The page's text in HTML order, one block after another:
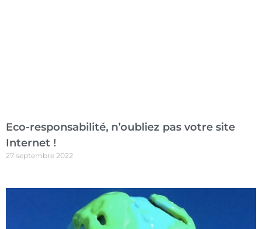
Eco-responsabilité, n’oubliez pas votre site
Internet !
27 septembre 2022